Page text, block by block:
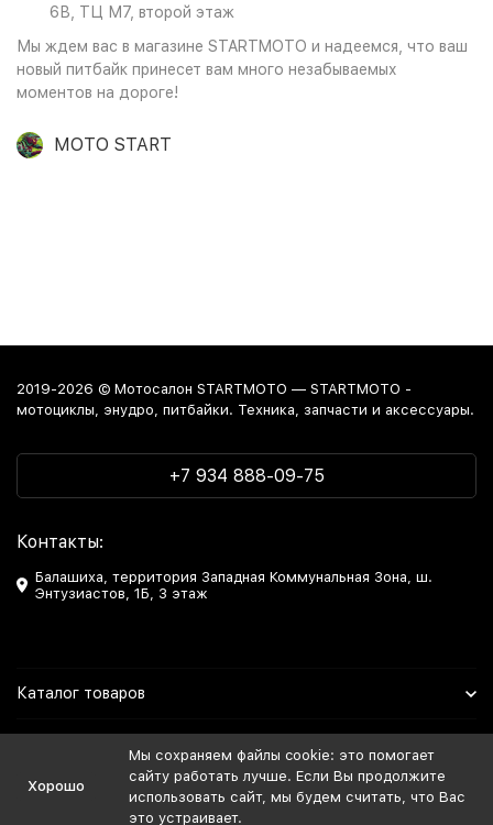
6В, ТЦ М7, второй этаж
Мы ждем вас в магазине STARTMOTO и надеемся, что ваш
новый питбайк принесет вам много незабываемых
моментов на дороге!
MOTO START
2019-2026 © Мотосалон STARTMOTO — STARTMOTO -
мотоциклы, энудро, питбайки. Техника, запчасти и аксессуары.
+7 934 888-09-75
Контакты:
Балашиха, территория Западная Коммунальная Зона, ш.
Энтузиастов, 1Б, 3 этаж
Каталог товаров
Мы в Соцсетях
Хорошо
Мы сохраняем файлы cookie: это помогает
сайту работать лучше. Если Вы продолжите
использовать сайт, мы будем считать, что Вас
это устраивает.